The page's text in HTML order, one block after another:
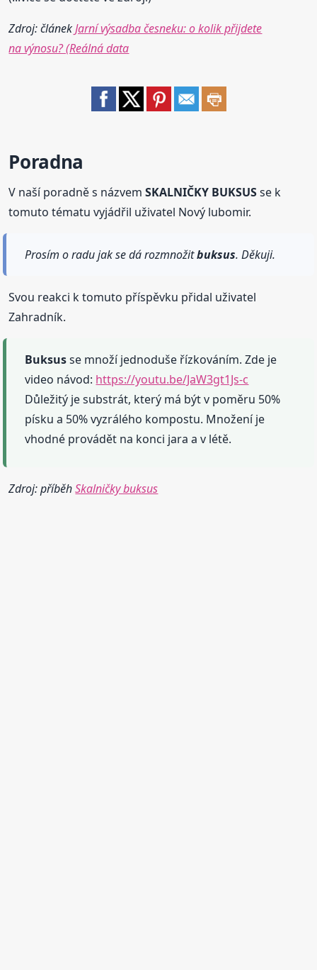
Zdroj: článekJarní výsadba česneku: o kolik přijdete
na výnosu? (Reálná data
Poradna
V naší poradně s názvemSKALNIČKY BUKSUSse k
tomuto tématu vyjádřil uživatel Nový lubomir.
Prosím o radu jak se dá rozmnožitbuksus. Děkuji.
Svou reakci k tomuto příspěvku přidal uživatel
Zahradník.
Buksusse množí jednoduše řízkováním. Zde je
video návod: https://youtu.be/JaW3gt1Js-c
Důležitý je substrát, který má být v poměru 50%
písku a 50% vyzrálého kompostu. Množení je
vhodné provádět na konci jara a v létě.
Zdroj: příběhSkalničky buksus